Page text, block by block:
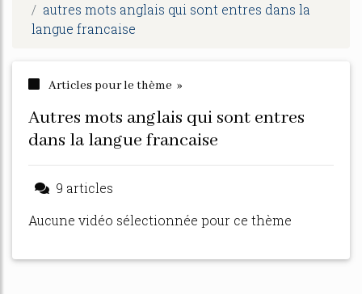
autres mots anglais qui sont entres dans la
langue francaise
Articles pour le thème »
autres mots anglais qui sont entres
dans la langue francaise
9 articles
Aucune vidéo sélectionnée pour ce thème